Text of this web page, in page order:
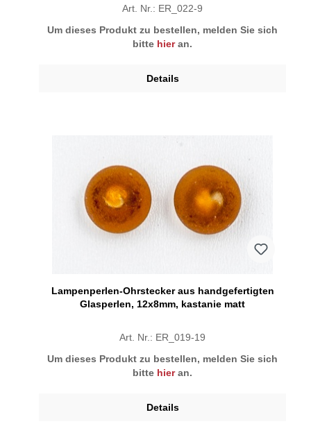
Art. Nr.: ER_022-9
Um dieses Produkt zu bestellen, melden Sie sich
bitte hieran.
Details
Lampenperlen-Ohrstecker aus handgefertigten
Glasperlen, 12x8mm, kastanie matt
Art. Nr.: ER_019-19
Um dieses Produkt zu bestellen, melden Sie sich
bitte hieran.
Details